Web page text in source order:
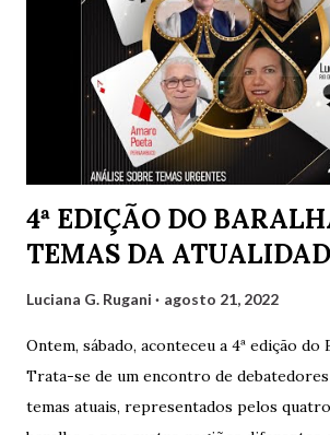
4ª EDIÇÃO DO
TEMAS DA
Luciana G. Rugani agosto 21, 2022
Ontem, sábado, aconteceu a 4ª edição do
Trata-se de um encontro de
temas atuais, representados pelos